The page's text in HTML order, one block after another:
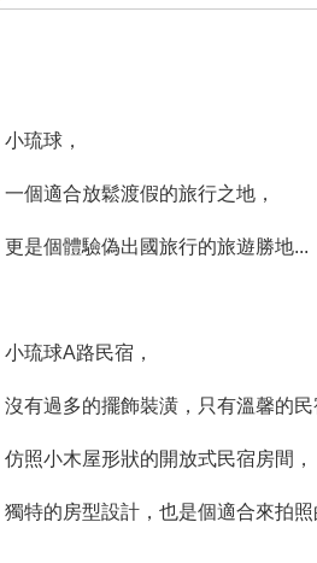
小琉球，
一個適合放鬆渡假的旅行之地，
更是個體驗偽出國旅行的旅遊勝地...
小琉球A路民宿，
沒有過多的擺飾裝潢，只有溫馨的民
仿照小木屋形狀的開放式民宿房間，
獨特的房型設計，也是個適合來拍照